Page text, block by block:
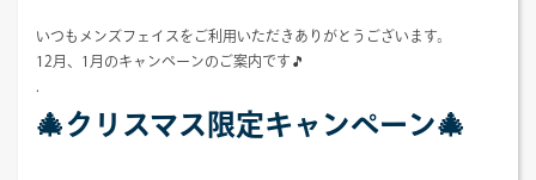
いつもメンズフェイスをご利用いただきありがとうございます。
12月、1月のキャンペーンのご案内です🎵
🎄クリスマス限定キャンペーン🎄